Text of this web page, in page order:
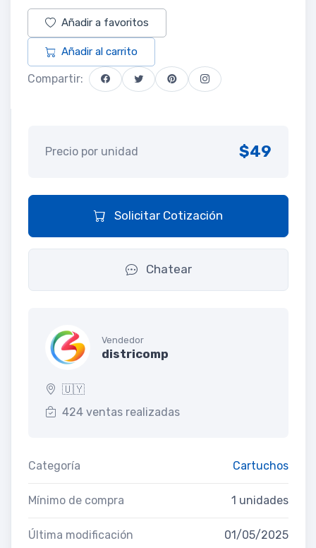
Añadir a favoritos
Añadir al carrito
Compartir:
Precio por unidad $49
Solicitar Cotización
Chatear
Vendedor
districomp
🇺🇾
424 ventas realizadas
Categoría Cartuchos
Mínimo de compra 1 unidades
Última modificación 01/05/2025